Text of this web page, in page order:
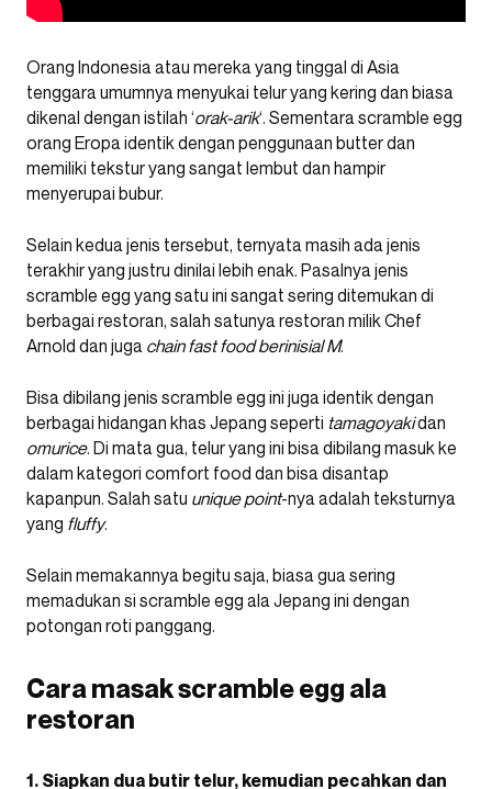
Orang Indonesia atau mereka yang tinggal di Asia
tenggara umumnya menyukai telur yang kering dan biasa
dikenal dengan istilah ‘orak-arik‘. Sementara scramble egg
orang Eropa identik dengan penggunaan butter dan
memiliki tekstur yang sangat lembut dan hampir
menyerupai bubur.
Selain kedua jenis tersebut, ternyata masih ada jenis
terakhir yang justru dinilai lebih enak. Pasalnya jenis
scramble egg yang satu ini sangat sering ditemukan di
berbagai restoran, salah satunya restoran milik Chef
Arnold dan juga chain fast food berinisial M.
Bisa dibilang jenis scramble egg ini juga identik dengan
berbagai hidangan khas Jepang seperti tamagoyakidan
omurice. Di mata gua, telur yang ini bisa dibilang masuk ke
dalam kategori comfort food dan bisa disantap
kapanpun. Salah satu unique point-nya adalah teksturnya
yang fluffy.
Selain memakannya begitu saja, biasa gua sering
memadukan si scramble egg ala Jepang ini dengan
potongan roti panggang.
Cara masak scramble egg ala
restoran
1. Siapkan dua butir telur, kemudian pecahkan dan